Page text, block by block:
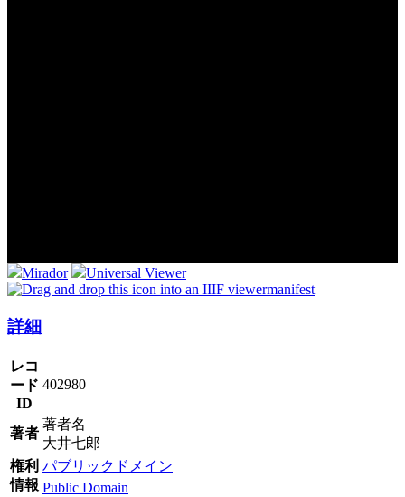
Mirador
Universal Viewer
manifest
詳細
レコ
ード
ID
402980
著者
著者名
大井七郎
権利
情報
パブリックドメイン
Public Domain